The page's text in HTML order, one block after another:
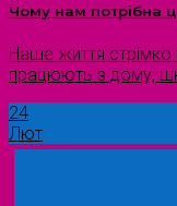
Чому нам потрібна
Наше життя стрімко
працюють з дому,
24
Лют